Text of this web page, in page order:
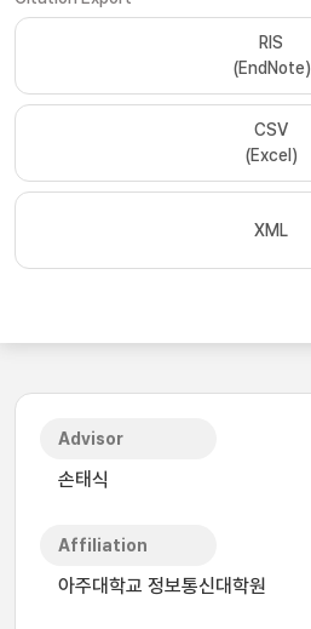
RIS
(EndNote)
CSV
(Excel)
XML
Advisor
손태식
Affiliation
아주대학교 정보통신대학원